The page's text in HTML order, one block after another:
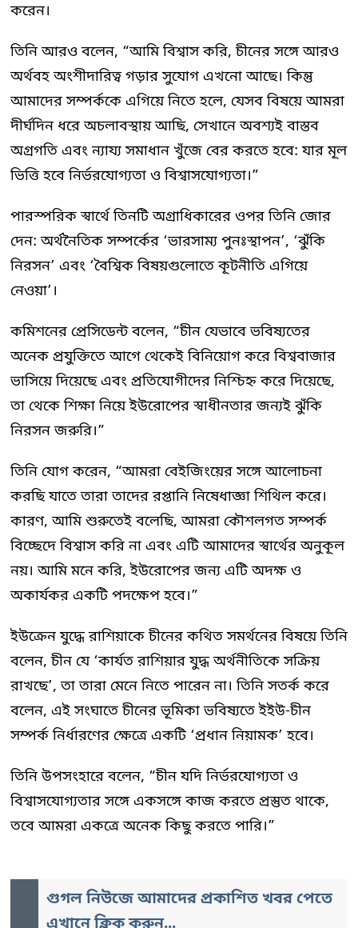
করেন।
তিনি আরও বলেন, “আমি বিশ্বাস করি, চীনের সঙ্গে আরও
অর্থবহ অংশীদারিত্ব গড়ার সুযোগ এখনো আছে। কিন্তু
আমাদের সম্পর্ককে এগিয়ে নিতে হলে, যেসব বিষয়ে আমরা
দীর্ঘদিন ধরে অচলাবস্থায় আছি, সেখানে অবশ্যই বাস্তব
অগ্রগতি এবং ন্যায্য সমাধান খুঁজে বের করতে হবে: যার মূল
ভিত্তি হবে নির্ভরযোগ্যতা ও বিশ্বাসযোগ্যতা।”
পারস্পরিক স্বার্থে তিনটি অগ্রাধিকারের ওপর তিনি জোর
দেন: অর্থনৈতিক সম্পর্কের ‘ভারসাম্য পুনঃস্থাপন’, ‘ঝুঁকি
নিরসন’ এবং ‘বৈশ্বিক বিষয়গুলোতে কূটনীতি এগিয়ে
নেওয়া’।
কমিশনের প্রেসিডেন্ট বলেন, “চীন যেভাবে ভবিষ্যতের
অনেক প্রযুক্তিতে আগে থেকেই বিনিয়োগ করে বিশ্ববাজার
ভাসিয়ে দিয়েছে এবং প্রতিযোগীদের নিশ্চিহ্ন করে দিয়েছে,
তা থেকে শিক্ষা নিয়ে ইউরোপের স্বাধীনতার জন্যই ঝুঁকি
নিরসন জরুরি।”
তিনি যোগ করেন, “আমরা বেইজিংয়ের সঙ্গে আলোচনা
করছি যাতে তারা তাদের রপ্তানি নিষেধাজ্ঞা শিথিল করে।
কারণ, আমি শুরুতেই বলেছি, আমরা কৌশলগত সম্পর্ক
বিচ্ছেদে বিশ্বাস করি না এবং এটি আমাদের স্বার্থের অনুকূল
নয়। আমি মনে করি, ইউরোপের জন্য এটি অদক্ষ ও
অকার্যকর একটি পদক্ষেপ হবে।”
ইউক্রেন যুদ্ধে রাশিয়াকে চীনের কথিত সমর্থনের বিষয়ে তিনি
বলেন, চীন যে ‘কার্যত রাশিয়ার যুদ্ধ অর্থনীতিকে সক্রিয়
রাখছে’, তা তারা মেনে নিতে পারেন না। তিনি সতর্ক করে
বলেন, এই সংঘাতে চীনের ভূমিকা ভবিষ্যতে ইইউ-চীন
সম্পর্ক নির্ধারণের ক্ষেত্রে একটি ‘প্রধান নিয়ামক’ হবে।
তিনি উপসংহারে বলেন, “চীন যদি নির্ভরযোগ্যতা ও
বিশ্বাসযোগ্যতার সঙ্গে একসঙ্গে কাজ করতে প্রস্তুত থাকে,
তবে আমরা একত্রে অনেক কিছু করতে পারি।”
গুগল নিউজে আমাদের প্রকাশিত খবর পেতে